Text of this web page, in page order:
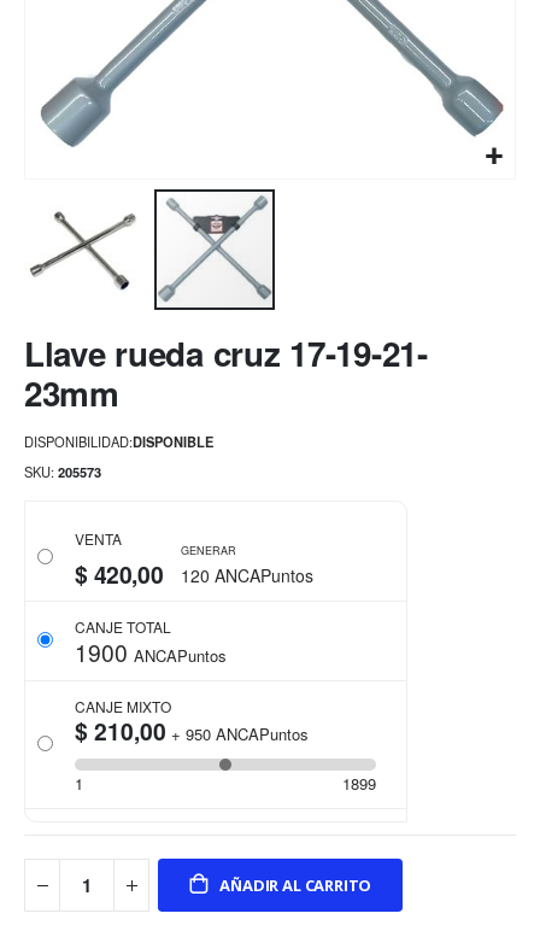
al
comienzo
de
galería
de
Llave rueda cruz 17-19-21-
23mm
DISPONIBILIDAD:DISPONIBLE
SKU 205573
VENTA
$ 420,00
GENERAR
120 ANCAPuntos
CANJE TOTAL
1900ANCAPuntos
CANJE MIXTO
$ 210,00 +950 ANCAPuntos
1 1899
AÑADIR AL CARRITO